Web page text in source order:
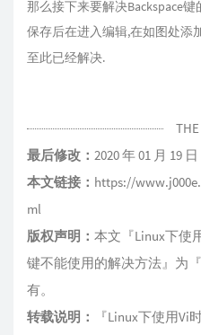
那么接下来要解决Backspace
保存后在进入编辑,在如图处添
至此已经解决.
最后修改： 2020 年 01 月 19 日
本文链接： https://
ml
版权声明： 本文『Linux下使
键不能使用的解决方法』为『
有。
转载说明：
『Linux下使用Vi